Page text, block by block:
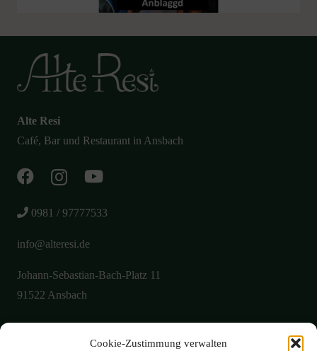
Cookie-Zustimmung verwalten
Alte Resi
Café, Bar und Restaurant in Ansbach
0981 / 97777533
info@alteresi.de
Johann-Sebastian-Bach-Platz 11
91522 Ansbach